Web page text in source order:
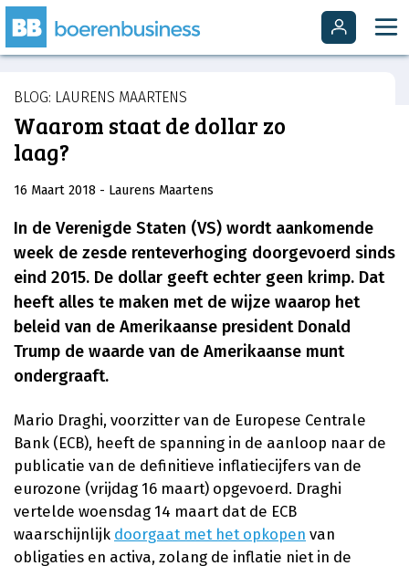
BLOG: LAURENS MAARTENS
Waarom staat de dollar zo
laag?
16 Maart 2018 - Laurens Maartens
In de Verenigde Staten (VS) wordt aankomende
week de zesde renteverhoging doorgevoerd sinds
eind 2015. De dollar geeft echter geen krimp. Dat
heeft alles te maken met de wijze waarop het
beleid van de Amerikaanse president Donald
Trump de waarde van de Amerikaanse munt
ondergraaft.
Mario Draghi, voorzitter van de Europese Centrale
Bank (ECB), heeft de spanning in de aanloop naar de
publicatie van de definitieve inflatiecijfers van de
eurozone (vrijdag 16 maart) opgevoerd. Draghi
vertelde woensdag 14 maart dat de ECB
waarschijnlijk doorgaat met het opkopen van
obligaties en activa, zolang de inflatie niet in de